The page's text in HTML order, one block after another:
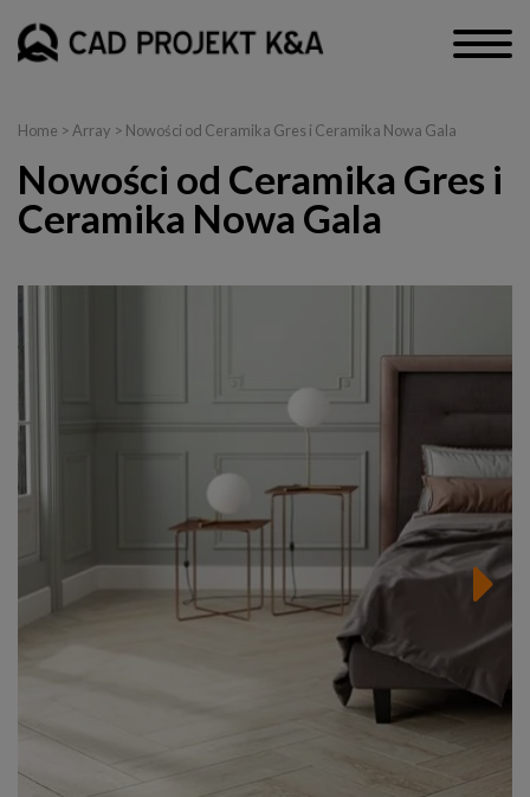
Home > Array > Nowości od Ceramika Gres i Ceramika Nowa Gala
Nowości od Ceramika Gres i
Ceramika Nowa Gala